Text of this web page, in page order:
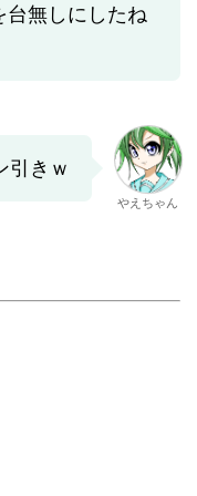
台無しにしたね
引きｗ
やえちゃん